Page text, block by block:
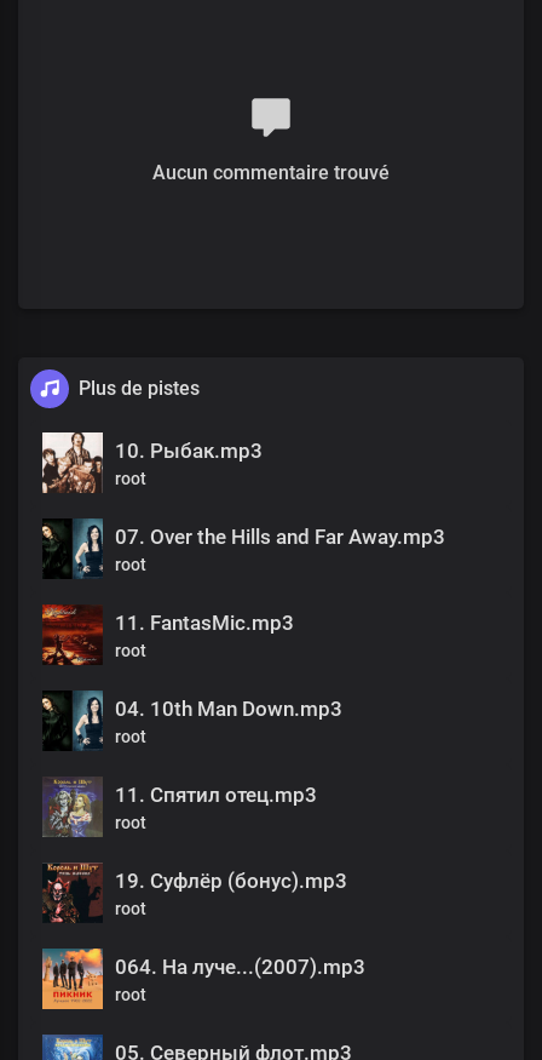
Aucun commentaire trouvé
Plus de pistes
10. Рыбак.mp3
root
07. Over the Hills and Far Away.mp3
root
11. FantasMic.mp3
root
04. 10th Man Down.mp3
root
11. Спятил отец.mp3
root
19. Суфлёр (бонус).mp3
root
064. На луче...(2007).mp3
root
05. Северный флот.mp3